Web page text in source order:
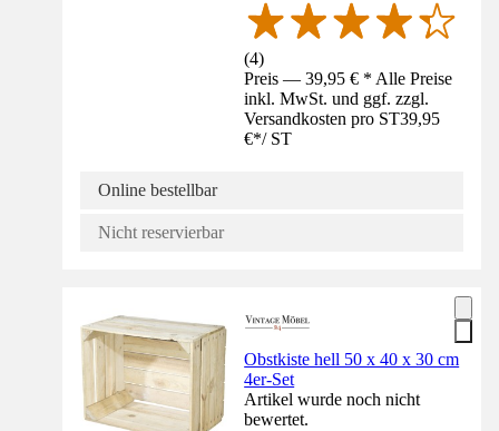
(4)
Preis — 39,95 € * Alle Preise
inkl. MwSt. und ggf. zzgl.
Versandkosten pro ST39,95
€*/ ST
Online bestellbar
Nicht reservierbar
Obstkiste hell 50 x 40 x 30 cm
4er-Set
Artikel wurde noch nicht
bewertet.